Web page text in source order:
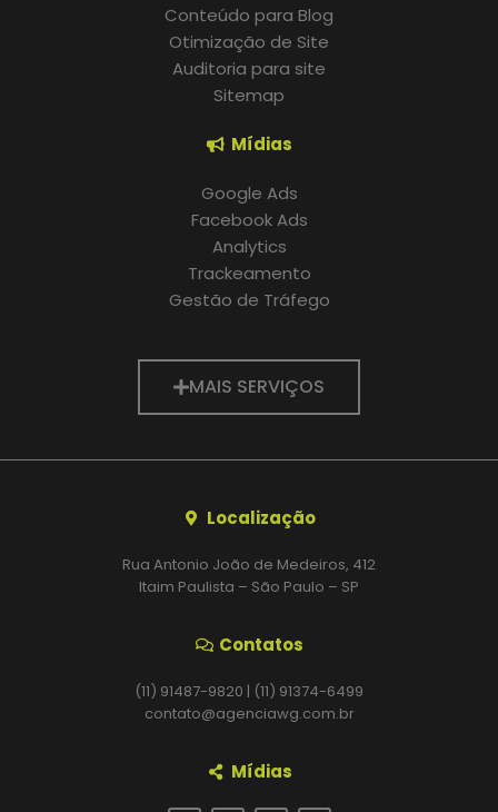
Conteúdo para Blog
Otimização de Site
Auditoria para site
Sitemap
Mídias
Google Ads
Facebook Ads
Analytics
Trackeamento
Gestão de Tráfego
MAIS SERVIÇOS
Localização
Rua Antonio João de Medeiros, 412
Itaim Paulista – São Paulo – SP
Contatos
(11) 91487-9820 | (11) 91374-6499
contato@agenciawg.com.br
Mídias